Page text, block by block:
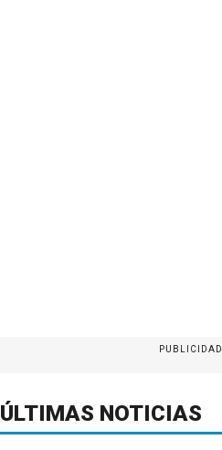
PUBLICIDAD
ÚLTIMAS NOTICIAS